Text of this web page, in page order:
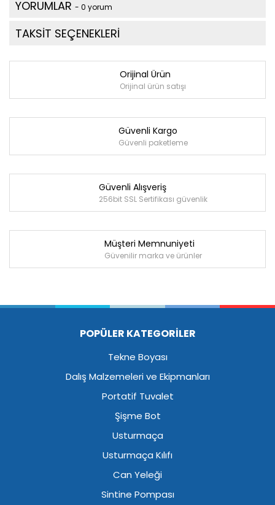
YORUMLAR - 0 yorum
TAKSİT SEÇENEKLERİ
Orijinal Ürün
Orijinal ürün satışı
Güvenli Kargo
Güvenli paketleme
Güvenli Alışveriş
256bit SSL Sertifikası güvenlik
Müşteri Memnuniyeti
Güvenilir marka ve ürünler
POPÜLER KATEGORİLER
Tekne Boyası
Dalış Malzemeleri ve Ekipmanları
Portatif Tuvalet
Şişme Bot
Usturmaça
Usturmaça Kılıfı
Can Yeleği
Sintine Pompası